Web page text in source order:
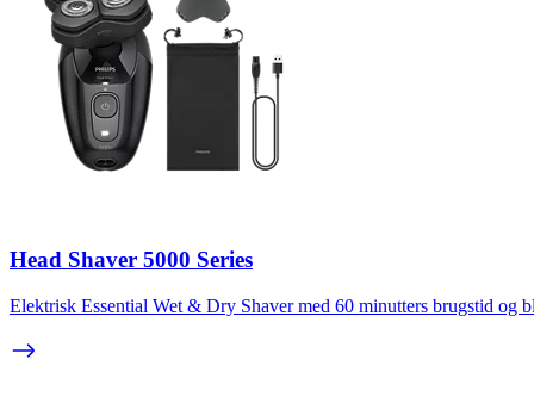
Head Shaver 5000 Series
Elektrisk Essential Wet & Dry Shaver med 60 minutters brugstid og